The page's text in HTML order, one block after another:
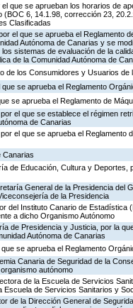
que se aprueban los horarios de
(BOC 6, 14.1.98, corrección 23,
Clasificadas
el que se aprueba el Reglamento
Autónoma de Canarias y se
sistemas de evaluación de la
de la Comunidad Autónoma de
de los Consumidores y Usuarios de
se aprueba el Reglamento
se aprueba el Reglamento de
el que se establece el régimen
de Canarias
el que se aprueba el
Canarias
de Educación, Cultura y
General de la Presidencia
de la Presidencia
del Instituto Canario de
a dicho Organismo Autónomo
de Presidencia y Justicia, por la
Autónoma de Canarias
se aprueba el Reglamento
Canaria de Seguridad de la
autónomo
de la Escuela de Servicios
Escuela de Servicios Sanitarios y
de la Dirección General de